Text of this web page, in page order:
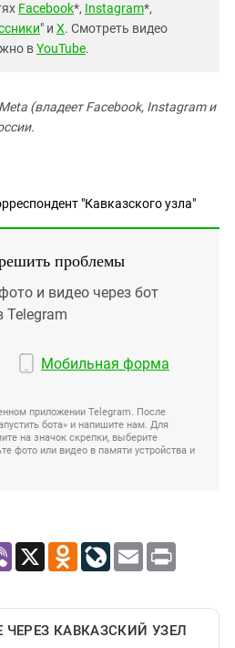
Facebook*, Instagram*,
" и X. Смотреть видео
вYouTube.
(владеет Facebook, Instagram и
"Кавказского узла"
проблемы
и видео через бот
Telegram
Мобильная форма
приложении Telegram. После
бота» и напишите нам. Для
на значок скрепки, выберите
фото или видео в памяти устройства и
Viber X Odnoklassniki
LiveJournal
Email Print
КАВКАЗСКИЙ УЗЕЛ